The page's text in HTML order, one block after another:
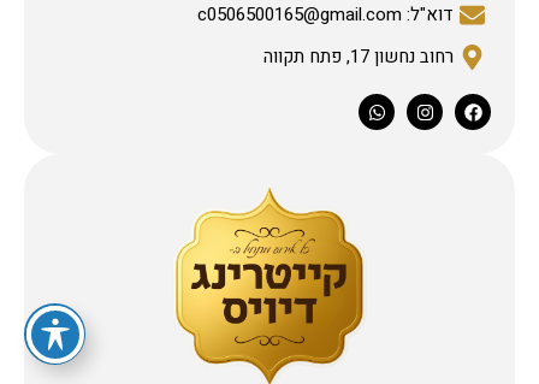
דוא"ל: c0506500165@gmail.com
רחוב נחשון 17, פתח תקווה